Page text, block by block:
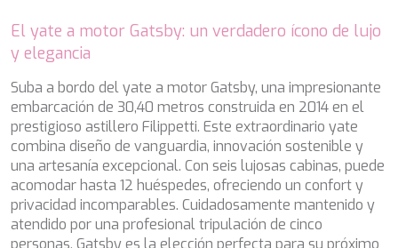
El yate a motor Gatsby: un verdadero ícono de lujo
y elegancia
Suba a bordo del yate a motor Gatsby, una impresionante
embarcación de 30,40 metros construida en 2014 en el
prestigioso astillero Filippetti. Este extraordinario yate
combina diseño de vanguardia, innovación sostenible y
una artesanía excepcional. Con seis lujosas cabinas, puede
acomodar hasta 12 huéspedes, ofreciendo un confort y
privacidad incomparables. Cuidadosamente mantenido y
atendido por una profesional tripulación de cinco
personas, Gatsby es la elección perfecta para su próximo
AURA I
B.A.13
BABY I
BACCARAT
BAGHEERA
BARACUDA VALLETTA
BARRACUDA III
BELLEZZA
BELUGA
BENITA BLUE
BEST OFF
Modificar cookies
Técnicas y funcionales Siempre activas
Este sitio web utiliza Cookies propias para recopilar
información con la finalidad de mejorar nuestros servicios.
Si continua navegando, supone la aceptación de la
instalación de las mismas. El usuario tiene la posibilidad
de configurar su navegador pudiendo, si así lo desea,
impedir que sean instaladas en su disco duro, aunque
deberá tener en cuenta que dicha acción podrá ocasionar